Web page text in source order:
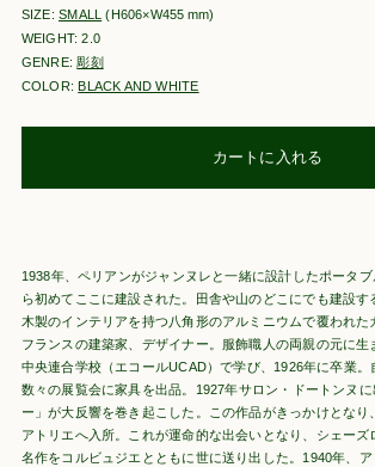
SIZE:SMALL (H606×W455 mm)
WEIGHT: 2.0
GENRE:彫刻
COLOR: BLACK AND WHITE
カートに入れる
1938年、ペリアンがジャンヌレと一緒に設計したポータ
ら初めてここに建設された。田舎や山のどこにでも建設す
木製のインテリアを持つ八角形のアルミニウムで覆われた
フランスの建築家、デザイナー。服飾職人の両親の元に生
中央連合学校（エコールUCAD）で学び、1926年に卒業。
数々の展覧会に家具を出品。1927年サロン・ドートンヌ
ー」が大反響を巻き起こした。この作品がきっかけとなり
アトリエへ入所。これが運命的な出会いとなり、シェーズ
名作をコルビュジエとともに世に送り出した。1940年、